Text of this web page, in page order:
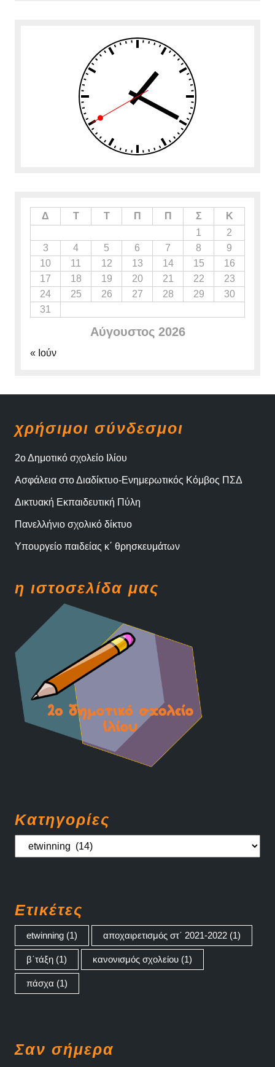
Αύγουστος 2026
Δ Τ Τ Π Π Σ
Κ
1
2
3
4 5 6 7 8
9
10
11 12 13 14 15
16
17
18 19 20 21 22
23
24
25 26 27 28 29
30
31
« Ιούν
χρήσιμοι σύνδεσμοι
2ο Δημοτικό σχολείο Ιλίου
Ασφάλεια στο Διαδίκτυο-Ενημερωτικός Κόμβος ΠΣΔ
Δικτυακή Εκπαιδευτική Πύλη
Πανελλήνιο σχολικό δίκτυο
Υπουργείο παιδείας κ΄ θρησκευμάτων
η ιστοσελίδα μας
Kατηγορίες
Kατηγορίες
Ετικέτες
etwinning (1) αποχαιρετισμός στ΄ 2021-2022 (1)
β΄τάξη (1) κανονισμός σχολείου (1)
πάσχα (1)
Σαν σήμερα